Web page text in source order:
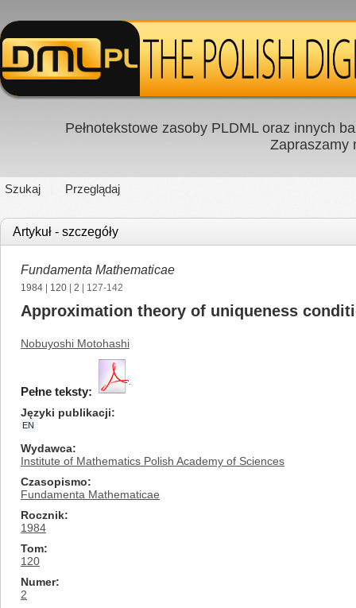
Pełnotekstowe zasoby PLDML oraz innych
Zapraszamy
Szukaj Przeglądaj
Artykuł - szczegóły
Fundamenta Mathematicae
1984 120 2 | 127-142
Approximation theory of uniqueness
Nobuyoshi Motohashi
Pełne teksty:
Języki publikacji
EN
Wydawca
Institute of Mathematics Polish Academy of Sciences
Czasopismo
Fundamenta Mathematicae
Rocznik
1984
Tom
120
Numer
2